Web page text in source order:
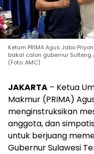
Ketum PRIMA Agus Jabo
bakal calon gubernur Sulteng
(Foto: AMC)
JAKARTA – Ketua
Makmur (PRIMA)
menginstruksikan
anggota, dan
untuk berjuang
Gubernur Sulawesi